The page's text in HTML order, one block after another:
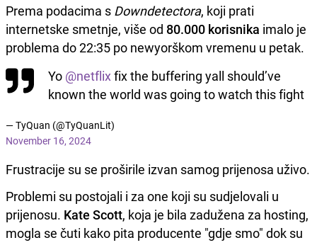
Prema podacima s Downdetectora, koji prati
internetske smetnje, više od 80.000 korisnika imalo je
problema do 22:35 po newyorškom vremenu u petak.
Yo @netflixfix the buffering yall should’ve
known the world was going to watch this fight
— TyQuan (@TyQuanLit)
November 16, 2024
Frustracije su se proširile izvan samog prijenosa uživo.
Problemi su postojali i za one koji su sudjelovali u
prijenosu. Kate Scott, koja je bila zadužena za hosting,
mogla se čuti kako pita producente "gdje smo" dok su